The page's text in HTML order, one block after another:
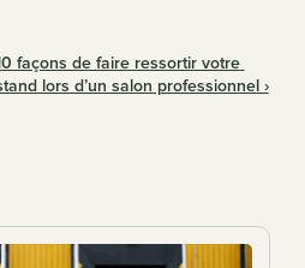
façons de faire ressortir votre
lors d’un salon professionnel ›